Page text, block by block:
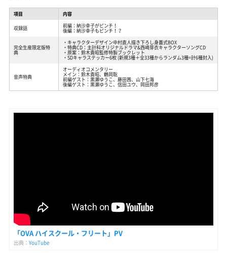
項目 内容
収録話 前編：納沙幸子がピンチ！
後編：納沙幸子もピンチ！？
完全生産限定版特
典
・キャラクターデザイン中村直人描き下ろし身蓋式BOX
・特典CD：主計科オリジナルドラマ&西崎芽衣キャラクターソングCD
・原案：鈴木貴昭監修特製ブックレット
・SDキャラステッカー6枚 (新規3種＋全33種からランダム3種=計6種封入)
音声特典
オーディオコメンタリー
メイン：鈴木貴昭、鶴岡聡
前編ゲスト：黒瀬ゆうこ、藤田茜、山下七海
後編ゲスト：黒瀬ゆうこ、信田ユウ、岡田邦彦
「OVA ハイスクール・フリート」PV
出典： YouTube